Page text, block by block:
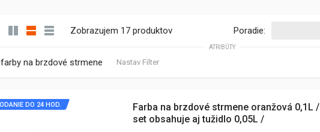
Zobrazujem 17 produktov Poradie:
ATRIBÚTY
farby na brzdové strmene Nastav Filter
DO 24 HOD.
Farba na brzdové strmene oranžová 0,1L /
set obsahuje aj tužidlo 0,05L /